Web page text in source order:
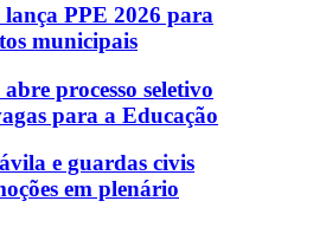
PPE 2026 para
municipais
processo seletivo
para a Educação
e guardas civis
em plenário